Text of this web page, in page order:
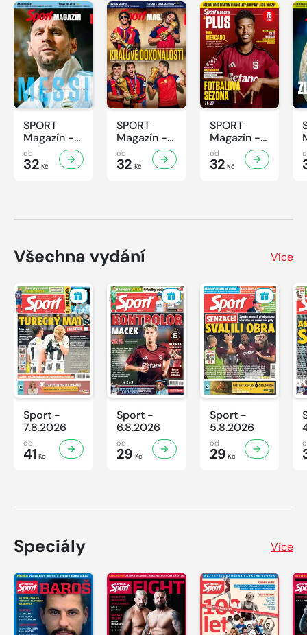
SPORT
Magazín -
32/2026
od
32 Kč
SPORT
Magazín -
31/2026
od
32 Kč
SPORT
Magazín -
30/2026
od
32 Kč
Všechna vydání Více
Sport -
7.8.2026
od
41 Kč
Sport -
6.8.2026
od
29 Kč
Sport -
5.8.2026
od
29 Kč
Speciály Více